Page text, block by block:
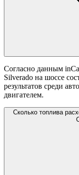
Согласно данным
Silverado на шоссе
результатов среди
двигателем.
Сколько топлива